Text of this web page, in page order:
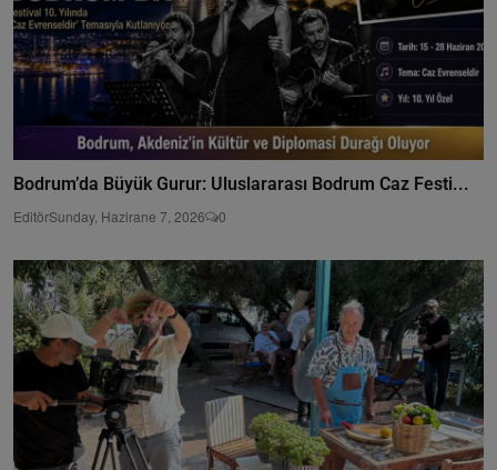
Bodrum’da Büyük Gurur: Uluslararası Bodrum Caz Festi...
EditörSunday, Hazirane 7, 2026 0